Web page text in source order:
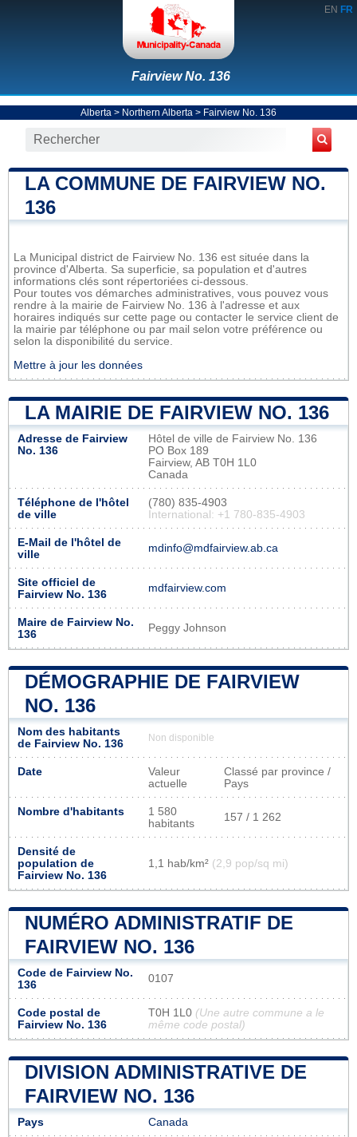
EN FR
Fairview No. 136
Alberta > Northern Alberta > Fairview No. 136
LA COMMUNE DE FAIRVIEW NO.
136
La Municipal district de Fairview No. 136 est située dans la
province d'Alberta. Sa superficie, sa population et d'autres
informations clés sont répertoriées ci-dessous.
Pour toutes vos démarches administratives, vous pouvez vous
rendre à la mairie de Fairview No. 136 à l'adresse et aux
horaires indiqués sur cette page ou contacter le service client de
la mairie par téléphone ou par mail selon votre préférence ou
selon la disponibilité du service.
Mettre à jour les données
LA MAIRIE DE FAIRVIEW NO. 136
Adresse de Fairview
No. 136
Hôtel de ville de Fairview No. 136
PO Box 189
Fairview, AB T0H 1L0
Canada
Téléphone de l'hôtel
de ville
(780) 835-4903
International: +1 780-835-4903
E-Mail de l'hôtel de
ville
mdinfo@mdfairview.ab.ca
Site officiel de
Fairview No. 136
mdfairview.com
Maire de Fairview No.
136
Peggy Johnson
DÉMOGRAPHIE DE FAIRVIEW
NO. 136
Nom des habitants
de Fairview No. 136
Non disponible
Date
Valeur
actuelle
Classé par province /
Pays
Nombre d'habitants
1 580
habitants
157 / 1 262
Densité de
population de
Fairview No. 136
1,1 hab/km² (2,9 pop/sq mi)
NUMÉRO ADMINISTRATIF DE
FAIRVIEW NO. 136
Code de Fairview No.
136
0107
Code postal de
Fairview No. 136
T0H 1L0 (Une autre commune a le
même code postal)
DIVISION ADMINISTRATIVE DE
FAIRVIEW NO. 136
Pays Canada